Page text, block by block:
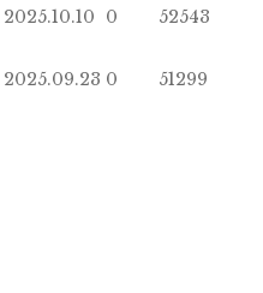
2025.10.10 0 52543
2025.09.23 0 51299